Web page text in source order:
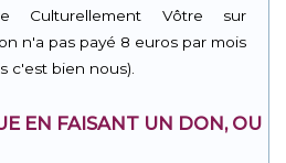
Culturellement Vôtre sur
n'a pas payé 8 euros par mois
c'est bien nous).
EN FAISANT UN DON, OU